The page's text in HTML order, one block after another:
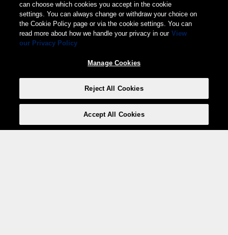
can choose which cookies you accept in the cookie
settings. You can always change or withdraw your choice on
the Cookie Policy page or via the cookie settings. You can
read more about how we handle your privacy in our View
our Privacy Policy
Manage Cookies
Reject All Cookies
Accept All Cookies